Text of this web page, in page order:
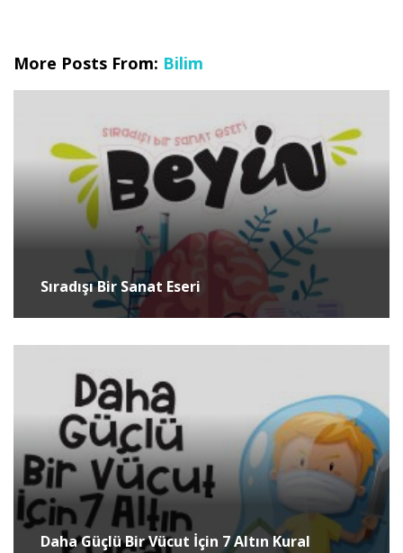
More Posts From: Bilim
Sıradışı Bir Sanat Eseri
Daha Güçlü Bir Vücut İçin 7 Altın Kural